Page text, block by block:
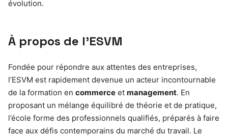
évolution.
À propos de l’ESVM
Fondée pour répondre aux attentes des entreprises,
l’ESVM est rapidement devenue un acteur incontournable
de la formation en commerce et management. En
proposant un mélange équilibré de théorie et de pratique,
l’école forme des professionnels qualifiés, préparés à faire
face aux défis contemporains du marché du travail. Le